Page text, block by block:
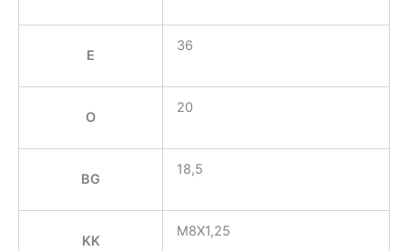
E
36
O
20
BG
18,5
KK
M8X1,25